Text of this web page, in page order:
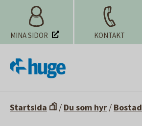
MINA SIDOR KONTAKT
Startsida / Du som hyr / Bostad